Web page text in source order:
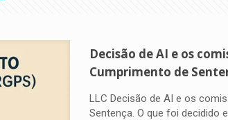
Decisão de AI e os
Cumprimento de
LLC Decisão de AI e os
Sentença. O que foi decidido